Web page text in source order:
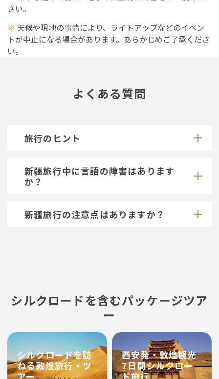
さい。
※ 天候や現地の事情により、ライトアップなどのイベン
トが中止になる場合があります。あらかじめご了承くださ
い。
よくある質問
旅行のヒント
新疆旅行中に言語の障害はあります
か？
新疆旅行の注意点はありますか？
シルクロードを含むパッケージツア
ー
シルクロードを訪
ねる敦煌旅行・ツ
アー
西安発・敦煌観光
7日間シルクロー
ド旅行